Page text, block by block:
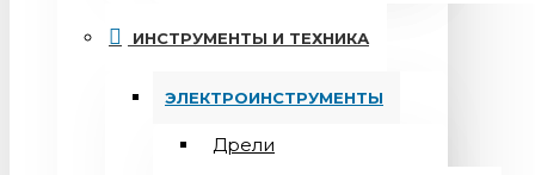
ИНСТРУМЕНТЫ И ТЕХНИКА
ЭЛЕКТРОИНСТРУМЕНТЫ
Дрели